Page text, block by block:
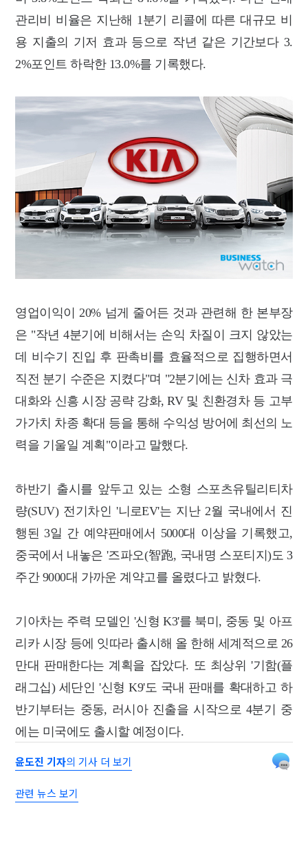
관리비 비율은 지난해 1분기 리콜에 따른 대규모 비
용 지출의 기저 효과 등으로 작년 같은 기간보다 3.
2%포인트 하락한 13.0%를 기록했다.
영업이익이 20% 넘게 줄어든 것과 관련해 한 본부장
은 "작년 4분기에 비해서는 손익 차질이 크지 않았는
데 비수기 진입 후 판촉비를 효율적으로 집행하면서
직전 분기 수준은 지켰다"며 "2분기에는 신차 효과 극
대화와 신흥 시장 공략 강화, RV 및 친환경차 등 고부
가가치 차종 확대 등을 통해 수익성 방어에 최선의 노
력을 기울일 계획"이라고 말했다.
하반기 출시를 앞두고 있는 소형 스포츠유틸리티차
량(SUV) 전기차인 '니로EV'는 지난 2월 국내에서 진
행된 3일 간 예약판매에서 5000대 이상을 기록했고,
중국에서 내놓은 '즈파오(智跑, 국내명 스포티지)도 3
주간 9000대 가까운 계약고를 올렸다고 밝혔다.
기아차는 주력 모델인 '신형 K3'를 북미, 중동 및 아프
리카 시장 등에 잇따라 출시해 올 한해 세계적으로 26
만대 판매한다는 계획을 잡았다. 또 최상위 '기함(플
래그십) 세단인 '신형 K9'도 국내 판매를 확대하고 하
반기부터는 중동, 러시아 진출을 시작으로 4분기 중
에는 미국에도 출시할 예정이다.
윤도진 기자의 기사 더 보기
관련 뉴스 보기